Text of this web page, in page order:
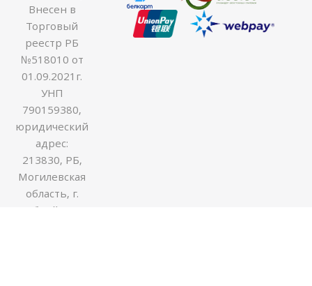
Внесен в
Торговый
реестр РБ
№518010 от
01.09.2021г.
УНП
790159380,
юридический
адрес:
213830, РБ,
Могилевская
область, г.
Бобруйск ул.